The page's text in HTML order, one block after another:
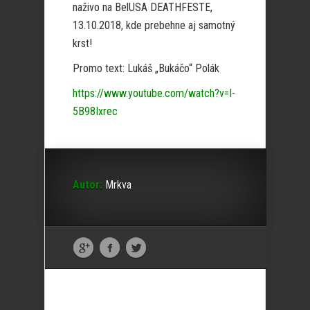
naživo na BelUSA DEATHFESTE,
13.10.2018, kde prebehne aj samotný
krst!
Promo text: Lukáš „Bukáčo“ Polák
https://www.youtube.com/watch?v=I-
5B98Ixrec
Autor: Mrkva